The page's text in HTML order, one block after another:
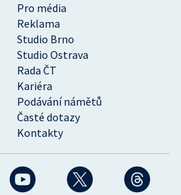
Pro média
Reklama
Studio Brno
Studio Ostrava
Rada ČT
Kariéra
Podávání námětů
Časté dotazy
Kontakty